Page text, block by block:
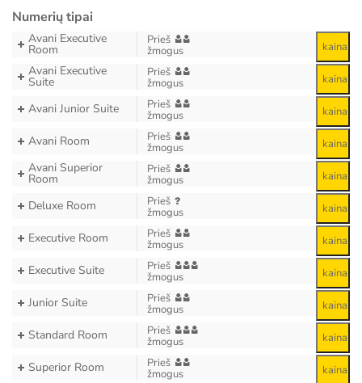
Numerių tipai
Avani Executive
Room
Prieš
žmogus kaina
Avani Executive
Suite
Prieš
žmogus kaina
Avani Junior Suite Prieš
žmogus kaina
Avani Room Prieš
žmogus kaina
Avani Superior
Room
Prieš
žmogus kaina
Deluxe Room Prieš
žmogus kaina
Executive Room Prieš
žmogus kaina
Executive Suite Prieš
žmogus kaina
Junior Suite Prieš
žmogus kaina
Standard Room Prieš
žmogus kaina
Superior Room Prieš
žmogus kaina